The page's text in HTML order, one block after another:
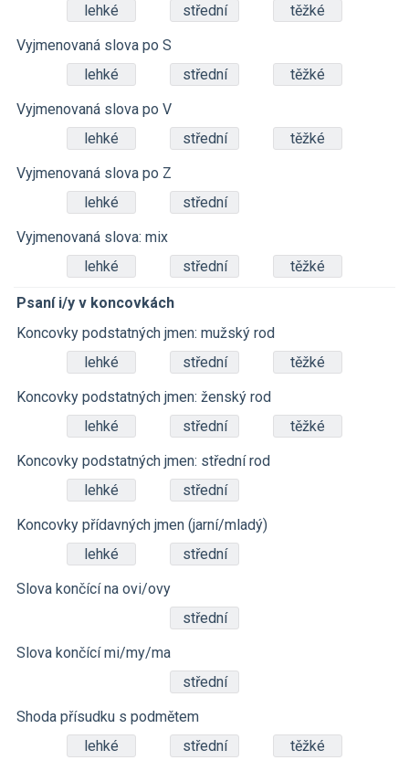
lehké
střední těžké
Vyjmenovaná slova po S
lehké
střední těžké
Vyjmenovaná slova po V
lehké
střední těžké
Vyjmenovaná slova po Z
lehké
střední
Vyjmenovaná slova: mix
lehké
střední těžké
Psaní i/y v koncovkách
Koncovky podstatných jmen: mužský rod
lehké
střední těžké
Koncovky podstatných jmen: ženský rod
lehké
střední těžké
Koncovky podstatných jmen: střední rod
lehké
střední
Koncovky přídavných jmen (jarní/mladý)
lehké
střední
Slova končící na ovi/ovy
střední
Slova končící mi/my/ma
střední
Shoda přísudku s podmětem
lehké
střední těžké